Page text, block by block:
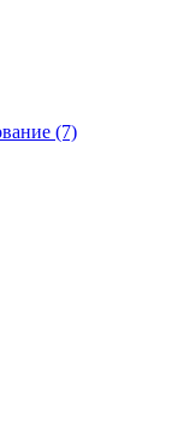
(7)